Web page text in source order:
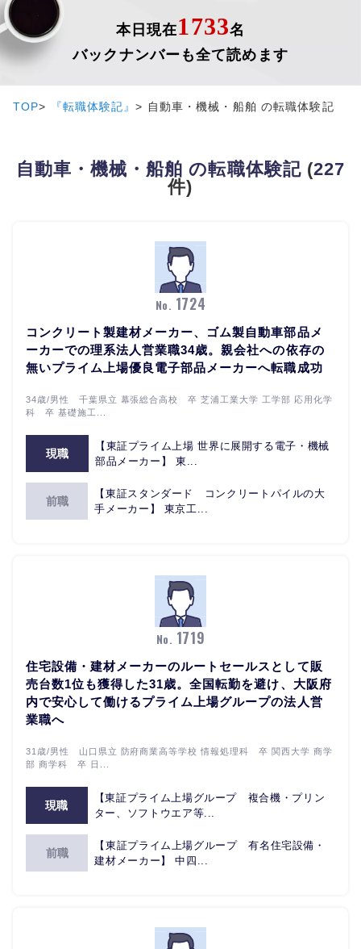
本日現在1733名
バックナンバーも全て読めます
TOP 『転職体験記』 自動車・機械・船舶 の転職体験記
自動車・機械・船舶 の転職体験記 (227
件)
No. 1724
コンクリート製建材メーカー、ゴム製自動車部品メ
ーカーでの理系法人営業職34歳。親会社への依存の
無いプライム上場優良電子部品メーカーへ転職成功
34歳/男性 千葉県立 幕張総合高校 卒 芝浦工業大学 工学部 応用化学
科 卒 基礎施工...
現職
【東証プライム上場 世界に展開する電子・機械
部品メーカー】 東...
前職
【東証スタンダード コンクリートパイルの大
手メーカー】 東京工...
No. 1719
住宅設備・建材メーカーのルートセールスとして販
売台数1位も獲得した31歳。全国転勤を避け、大阪府
内で安心して働けるプライム上場グループの法人営
業職へ
31歳/男性 山口県立 防府商業高等学校 情報処理科 卒 関西大学 商学
部 商学科 卒 日...
現職
【東証プライム上場グループ 複合機・プリン
ター、ソフトウエア等...
前職
【東証プライム上場グループ 有名住宅設備・
建材メーカー】 中四...